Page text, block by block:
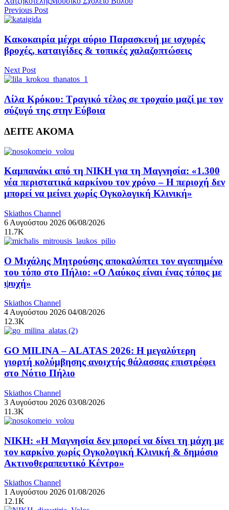
Previous Post
Κακοκαιρία μέχρι αύριο Παρασκευή με ισχυρές
βροχές, καταιγίδες & τοπικές χαλαζοπτώσεις
Next Post
Λίλα Κρόκου: Τραγικό τέλος σε τροχαίο μαζί με τον
σύζυγό της στην Εύβοια
ΔΕΙΤΕ ΑΚΟΜΑ
Καμπανάκι από τη ΝΙΚΗ για τη Μαγνησία: «1.300
νέα περιστατικά καρκίνου τον χρόνο – Η περιοχή δεν
μπορεί να μείνει χωρίς Ογκολογική Κλινική»
Skiathos Channel
6 Αυγούστου 2026 06/08/2026
11.7K
Ο Μιχάλης Μητρούσης αποκαλύπτει τον αγαπημένο
του τόπο στο Πήλιο: «Ο Λαύκος είναι ένας τόπος με
ψυχή»
Skiathos Channel
4 Αυγούστου 2026 04/08/2026
12.3K
GO MILINA – ALATAS 2026: Η μεγαλύτερη
γιορτή κολύμβησης ανοιχτής θάλασσας επιστρέφει
στο Νότιο Πήλιο
Skiathos Channel
3 Αυγούστου 2026 03/08/2026
11.3K
ΝΙΚΗ: «Η Μαγνησία δεν μπορεί να δίνει τη μάχη με
τον καρκίνο χωρίς Ογκολογική Κλινική & δημόσιο
Ακτινοθεραπευτικό Κέντρο»
Skiathos Channel
1 Αυγούστου 2026 01/08/2026
12.1K